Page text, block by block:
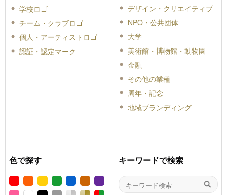
学校ロゴ
チーム・クラブロゴ
個人・アーティストロゴ
認証・認定マーク
デザイン・クリエイティブ
NPO・公共団体
大学
美術館・博物館・動物園
金融
その他の業種
周年・記念
地域ブランディング
色で探す キーワードで検索